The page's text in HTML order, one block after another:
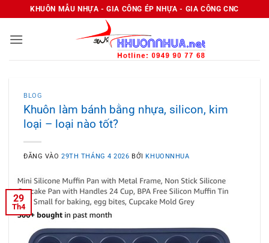
qua
nội
KHUÔN MẪU NHỰA - GIA CÔNG ÉP NHỰA - GIA CÔNG CNC
BLOG
Khuôn làm bánh bằng nhựa, silicon, kim
loại – loại nào tốt?
ĐĂNG VÀO29TH THÁNG 4 2026 BỞIKHUONNHUA
29
Th4